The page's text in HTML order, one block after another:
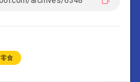
零食